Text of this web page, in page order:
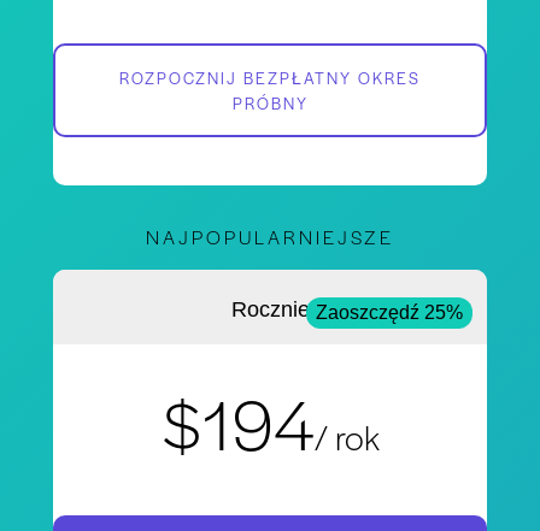
ROZPOCZNIJ BEZPŁATNY OKRES
PRÓBNY
NAJPOPULARNIEJSZE
Rocznie Zaoszczędź 25%
$194/ rok